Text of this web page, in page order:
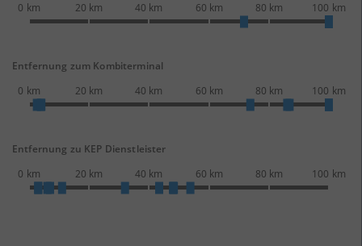
0 km
20 km 40 km 60 km 80 km 100 km
Entfernung zum Kombiterminal
0 km
20 km 40 km 60 km 80 km 100 km
Entfernung zu KEP Dienstleister
0 km
20 km 40 km 60 km 80 km 100 km